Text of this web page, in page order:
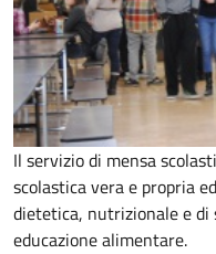
Il servizio di mensa
scolastica vera e propria
dietetica, nutrizionale e di
educazione alimentare.